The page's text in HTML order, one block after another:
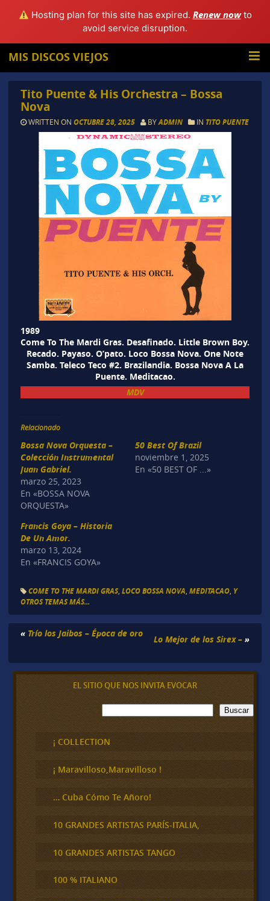
Hosting plan for this site has expired. Renew nowto
avoid service disruption.
MIS DISCOS VIEJOS
Tito Puente & His Orchestra – Bossa
Nova
WRITTEN ON OCTUBRE 28, 2025 BYADMIN IN TITO PUENTE
1989
Come To The Mardi Gras. Desafinado. Little Brown Boy.
Recado. Payaso. O’pato. Loco Bossa Nova. One Note
Samba. Teleco Teco #2. Brazilandia. Bossa Nova A La
Puente. Meditacao.
MDV
Relacionado
Bossa Nova Orquesta –
Colección Instrumental
Juan Gabriel.
marzo 25, 2023
En «BOSSA NOVA
ORQUESTA»
50 Best Of Brazil
noviembre 1, 2025
En «50 BEST OF ...»
Francis Goya – Historia
De Un Amor.
marzo 13, 2024
En «FRANCIS GOYA»
COME TO THE MARDI GRAS, LOCO BOSSA NOVA MEDITACAO, Y
OTROS TEMAS MÁS...
« Trío los Jaibos – Época de oro
Lo Mejor de los Sirex – »
EL SITIO QUE NOS INVITA EVOCAR
B
u
c
a
Buscar
¡ COLLECTION
¡ Maravilloso,Maravilloso !
… Cuba Cómo Te Añoro!
10 GRANDES ARTISTAS PARÍS-ITALIA,
10 GRANDES ARTISTAS TANGO
100 % ITALIANO